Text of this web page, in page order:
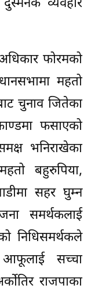
व्यवहार
फोरमको
महतो
चुनाव जितेका
फसाएको
भनिराखेका
बहुरुपिया,
सहर घुम्न
समर्थकलाई
निधिसमर्थकले
आफूलाई सच्चा
राजपाका